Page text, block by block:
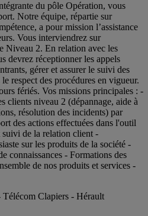
du pôle Opération, vous
Notre équipe, répartie sur
a pour mission l’assistance
Vous interviendrez sur
Niveau 2. En relation avec les
devrez réceptionner les appels
gérer et assurer le suivi des
respect des procédures en vigueur.
fériés. Vos missions principales : -
clients niveau 2 (dépannage, aide à
résolution des incidents) par
des actions effectuées dans l'outil
de la relation client -
sur les produits de la société -
connaissances - Formations des
de nos produits et services -
Clapiers - Hérault